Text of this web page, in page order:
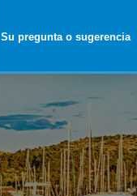
Su pregunta o sugerencia